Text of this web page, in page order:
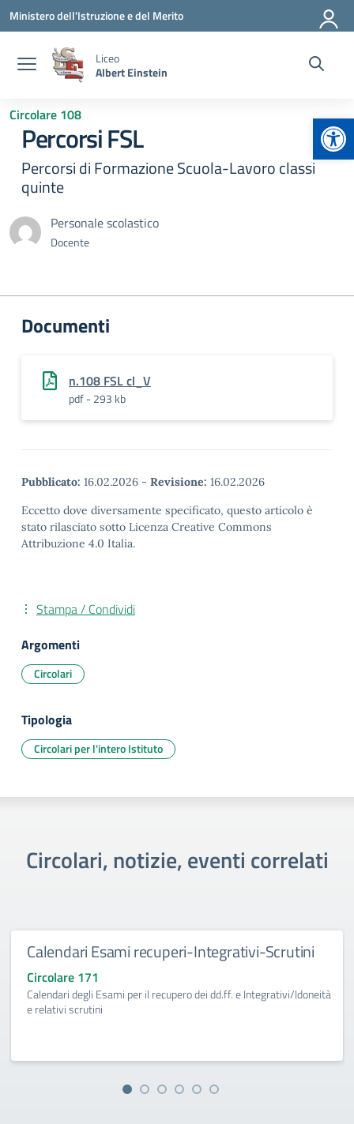
Vai ai contenuti
Vai al menu di navigazione
Vai al footer
Ministero dell'Istruzione e del Merito
Liceo
Albert Einstein
Circolare 108
Percorsi FSL
Percorsi di Formazione Scuola-Lavoro classi
quinte
Personale scolastico
Docente
Documenti
n.108 FSL cl_V
pdf - 293 kb
Pubblicato: 16.02.2026 - Revisione: 16.02.2026
Eccetto dove diversamente specificato, questo articolo è
stato rilasciato sotto Licenza Creative Commons
Attribuzione 4.0 Italia.
Stampa / Condividi
Argomenti
Circolari
Tipologia
Circolari per l'intero Istituto
Circolari, notizie, eventi correlati
Calendari Esami recuperi-Integrativi-Scrutini
Circolare 171
Calendari degli Esami per il recupero dei dd.ff. e Integrativi/Idoneità
e relativi scrutini